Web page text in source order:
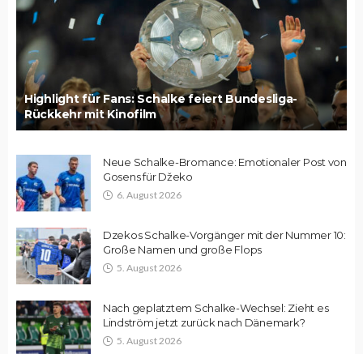
Highlight für Fans: Schalke feiert Bundesliga-
Rückkehr mit Kinofilm
Neue Schalke-Bromance: Emotionaler Post von
Gosens für Džeko
6. August 2026
Dzekos Schalke-Vorgänger mit der Nummer 10:
Große Namen und große Flops
5. August 2026
Nach geplatztem Schalke-Wechsel: Zieht es
Lindström jetzt zurück nach Dänemark?
5. August 2026